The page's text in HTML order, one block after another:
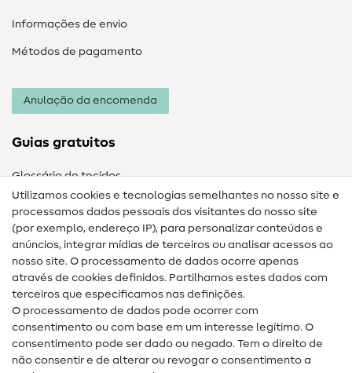
Informações de envio
Métodos de pagamento
Anulação da encomenda
Guias gratuitos
Glossário de tecidos
Guias de costura
Ajuda e contacto
Contacto
Mudança de proprietário
Perguntas frequentes (FAQ)
Utilizamos cookies e tecnologias semelhantes no nosso site e
processamos dados pessoais dos visitantes do nosso site
(por exemplo, endereço IP), para personalizar conteúdos e
anúncios, integrar mídias de terceiros ou analisar acessos ao
nosso site. O processamento de dados ocorre apenas
através de cookies definidos. Partilhamos estes dados com
terceiros que especificamos nas definições.
O processamento de dados pode ocorrer com
consentimento ou com base em um interesse legítimo. O
consentimento pode ser dado ou negado. Tem o direito de
não consentir e de alterar ou revogar o consentimento a